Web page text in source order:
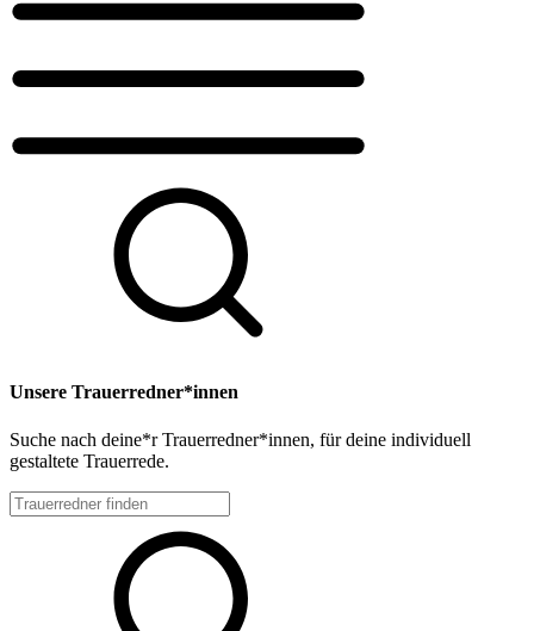
Unsere Trauerredner*innen
Suche nach deine*r Trauerredner*innen, für deine individuell
gestaltete Trauerrede.